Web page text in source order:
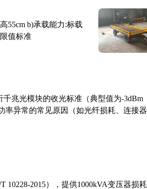
55cm b)承载能力:标载
值标准
兆光模块的收光标准（典型值为-3dBm
率异常的常见原因（如光纤损耗、连接器
2015），提供1000kVA变压器损耗